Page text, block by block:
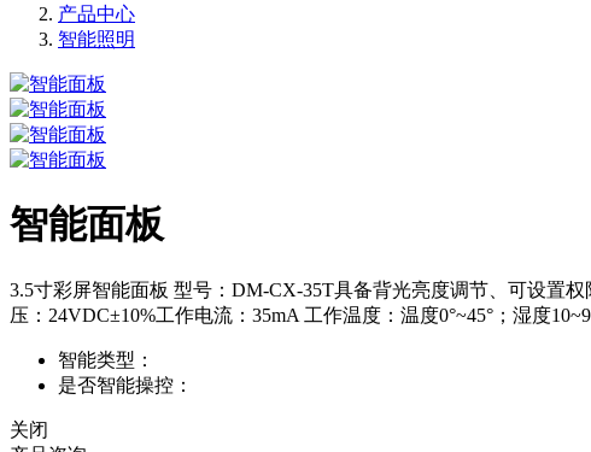
产品中心
智能照明
智能面板
3.5寸彩屏智能面板 型号：DM-CX-35T具备背光亮度调节、可设置
压：24VDC±10%工作电流：35mA 工作温度：温度0°~45°；湿度
智能类型：
是否智能操控：
关闭